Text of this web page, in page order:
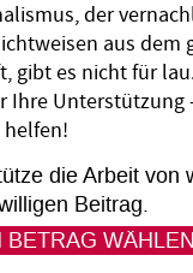
das
gefallen: Erst
(BMZ)
Amt überführen,
auf dessen
der
aus dem
gibt es nicht für
Ihre Unterstützung
helfen!
die Arbeit von
Beitrag.
BETRAG WÄHLEN